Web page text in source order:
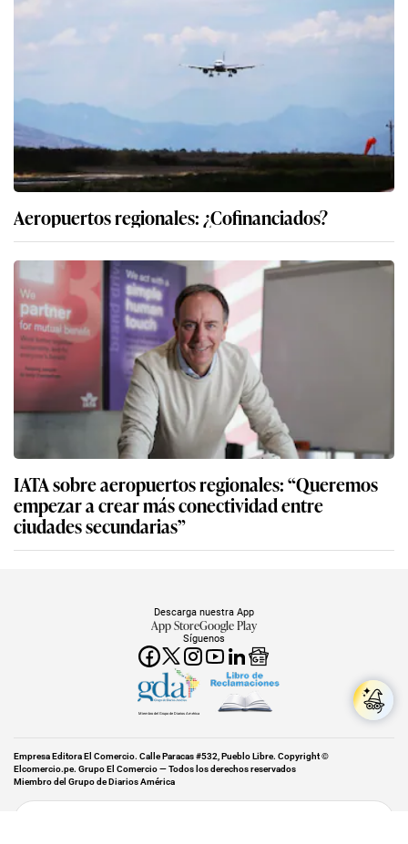
Aeropuertos regionales: ¿Cofinanciados?
IATA sobre aeropuertos regionales: “Queremos
empezar a crear más conectividad entre
ciudades secundarias”
Síguenos
Descarga nuestra App
App StoreGoogle Play
Miembro del Grupo de Diarios América
Empresa Editora El Comercio. Calle Paracas #532, Pueblo Libre. Copyright ©
Elcomercio.pe. Grupo El Comercio — Todos los derechos reservados
Miembro del Grupo de Diarios América